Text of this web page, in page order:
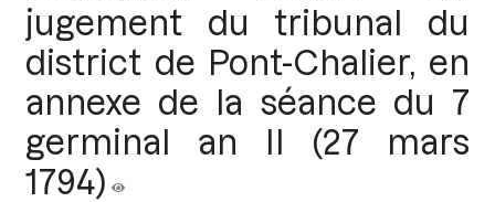
jugement du tribunal du
district de Pont-Chalier, en
annexe de la séance du 7
germinal an II (27 mars
1794)